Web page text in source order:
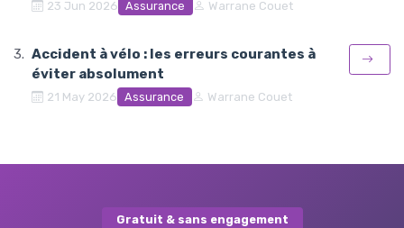
23 Jun 2026 Assurance Warrane Couet
Accident à vélo : les erreurs courantes à
éviter absolument
21 May 2026 Assurance Warrane Couet
Gratuit & sans engagement